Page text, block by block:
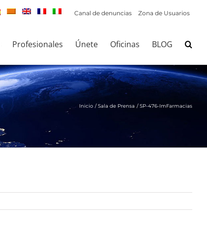
Canal de denuncias Zona de Usuarios
Profesionales Únete Oficinas BLOG
Inicio Sala de Prensa SP-476-ImFarmacias